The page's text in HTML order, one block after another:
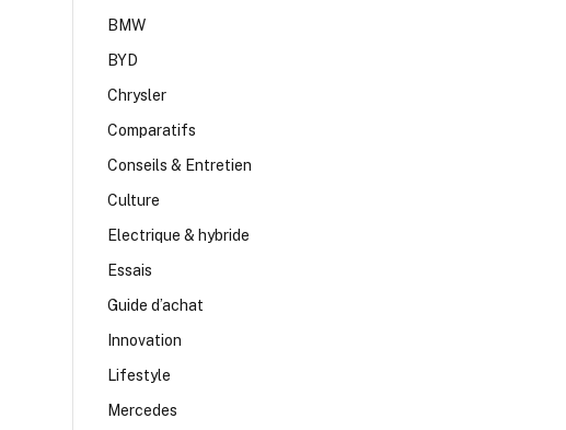
BMW
BYD
Chrysler
Comparatifs
Conseils & Entretien
Culture
Electrique & hybride
Essais
Guide d’achat
Innovation
Lifestyle
Mercedes